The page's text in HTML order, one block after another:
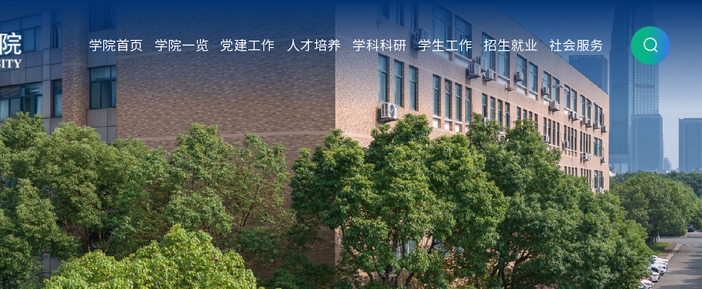
学院首页 学院一览 党建工作 人才培养 学科科研 学生工作 招生就业 社会服务